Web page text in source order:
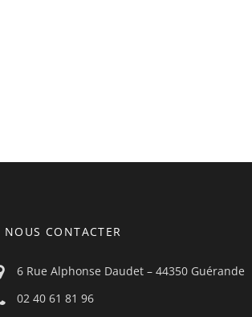
NOUS CONTACTER
6 Rue Alphonse Daudet – 44350 Guérande
02 40 61 81 96